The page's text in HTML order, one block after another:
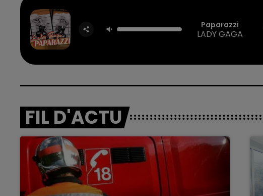
Paparazzi
LADY GAGA
FIL D'ACTU